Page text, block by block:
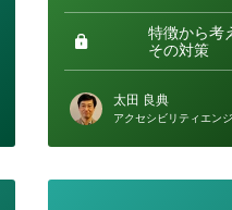
ー
特徴から考
その対策
太田 良典
アクセシビリティエン